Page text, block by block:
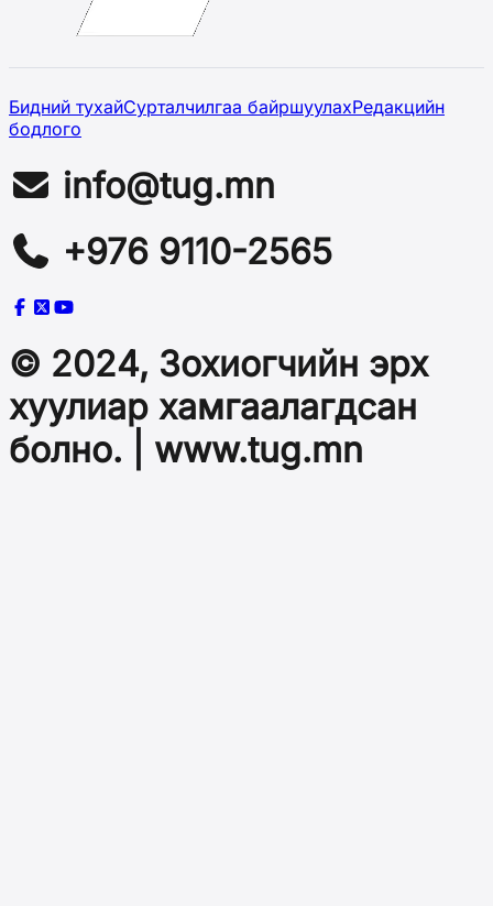
Бидний тухайСурталчилгаа байршуулахРедакцийн
бодлого
info@tug.mn
+976 9110-2565
© 2024, Зохиогчийн эрх
хуулиар хамгаалагдсан
болно. | www.tug.mn